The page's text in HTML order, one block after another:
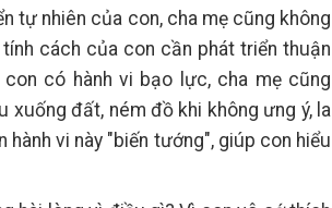
tự nhiên của con, cha mẹ cũng không
cách của con cần phát triển thuận
có hành vi bạo lực, cha mẹ cũng
đất, ném đồ khi không ưng ý, la
vi này "biến tướng", giúp con hiểu